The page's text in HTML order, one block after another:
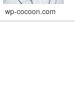
wp-cocoon.com